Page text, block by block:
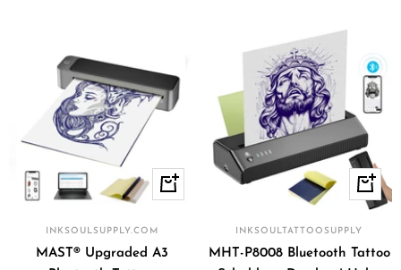
Schnellansicht
INKSOULSUPPLY.COM
MAST® Upgraded A3
In
den
INKSOULTATTOOSUPPLY
MHT-P8008 Bluetooth Tattoo